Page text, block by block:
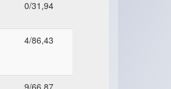
0/31,94
4/86,43
9/66,87,